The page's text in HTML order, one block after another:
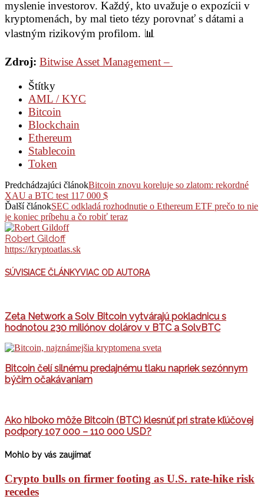
myslenie investorov. Každý, kto uvažuje o expozícii v
kryptomenách, by mal tieto tézy porovnať s dátami a
vlastným rizikovým profilom. 📊
Zdroj: Bitwise Asset Management –
Štítky
AML / KYC
Bitcoin
Blockchain
Ethereum
Stablecoin
Token
Predchádzajúci článokBitcoin znovu koreluje so zlatom: rekordné
XAU a BTC test 117 000 $
Ďalší článokSEC odkladá rozhodnutie o Ethereum ETF prečo to nie
je koniec príbehu a čo robiť teraz
Robert Gildoff
https://kryptoatlas.sk
SÚVISIACE ČLÁNKYVIAC OD AUTORA
Zeta Network a Solv Bitcoin vytvárajú pokladnicu s
hodnotou 230 miliónov dolárov v BTC a SolvBTC
Bitcoin čelí silnému predajnému tlaku napriek sezónnym
býčim očakávaniam
Ako hlboko môže Bitcoin (BTC) klesnúť pri strate kľúčovej
podpory 107 000 – 110 000 USD?
Mohlo by vás zaujímať
Crypto bulls on firmer footing as U.S. rate-hike risk
recedes